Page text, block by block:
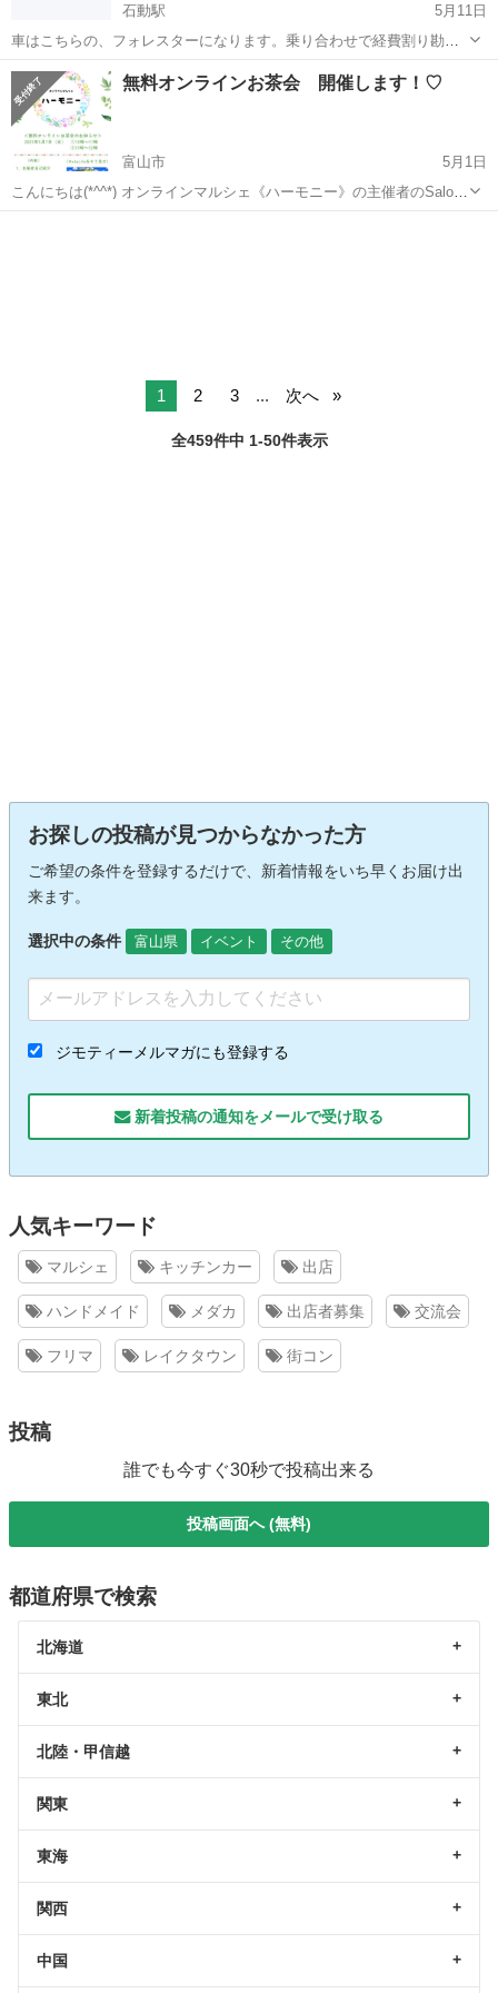
石動駅
5月11日
車はこちらの、フォレスターになります。乗り合わせで経費割り勘で
行きたい人いませんか？ 東京レプタイル池袋17日！土曜日10時〜17時
開催イベント こちらは、小矢部を朝4時半頃出発して池袋に10時前に
着く感じです！着いたら個人...
富山 小矢部市 その他 爬虫類
無料オンラインお茶会 開催します！♡
富山市
5月1日
こんにちは(*^^*) オンラインマルシェ《ハーモニー》の主催者のSalon
Margaret/一ノ瀬紫水と申します♪ 2025年5月16(金),17(土)に開催される
1 2 3 ... 次へ
全459件中 1-50件表示
お探しの投稿が見つからなかった方
ご希望の条件を登録するだけで、新着情報をいち早くお届け出
来ます。
選択中の条件 富山県 イベント その他
ジモティーメルマガにも登録する
新着投稿の通知をメールで受け取る
人気キーワード
マルシェ キッチンカー 出店
ハンドメイド メダカ 出店者募集 交流会
フリマ レイクタウン 街コン
投稿
誰でも今すぐ30秒で投稿出来る
投稿画面へ (無料)
都道府県で検索
北海道
東北
北陸・甲信越
関東
東海
関西
中国